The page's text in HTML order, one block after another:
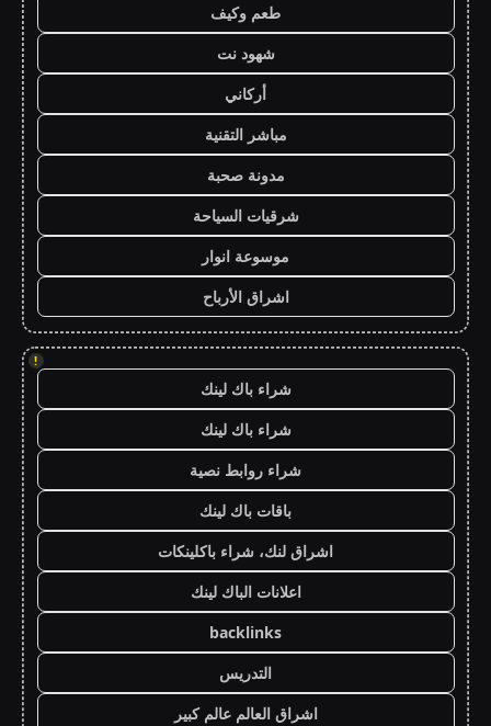
طعم وكيف
شهود نت
أركاني
مباشر التقنية
مدونة صحبة
شرقيات السياحة
موسوعة انوار
اشراق الأرباح
!
شراء باك لينك
شراء باك لينك
شراء روابط نصية
باقات باك لينك
اشراق لنك، شراء باكلينكات
اعلانات الباك لينك
backlinks
التدريس
اشراق العالم عالم كبير